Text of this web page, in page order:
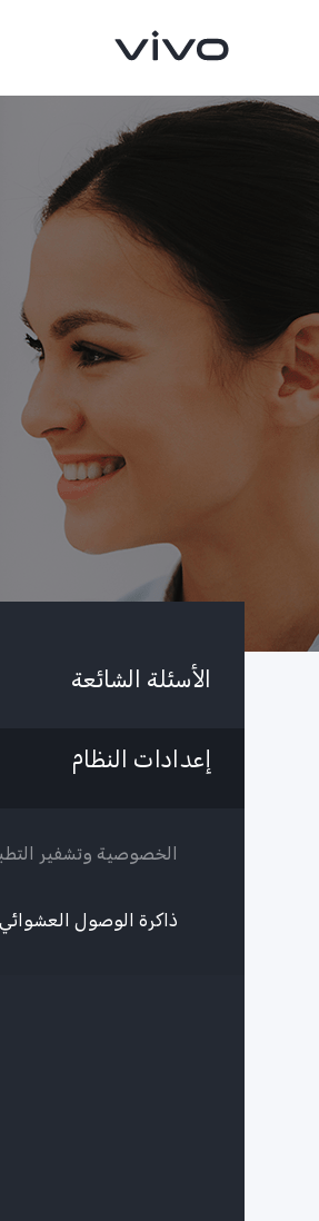
الأسئلة الشائعة
إعدادات النظام
الخصوصية وتشفير
ذاكرة الوصول